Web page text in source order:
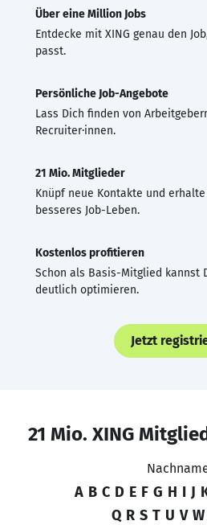
Über eine Million Jobs
Entdecke mit XING genau den
passt.
Persönliche Job-Angebote
Lass Dich finden von
Recruiter·innen.
21 Mio. Mitglieder
Knüpf neue Kontakte und
besseres Job-Leben.
Kostenlos profitieren
Schon als Basis-Mitglied kannst
deutlich optimieren.
Jetzt
21 Mio. XING
A B C D E F G H I J
Q R S T U V W